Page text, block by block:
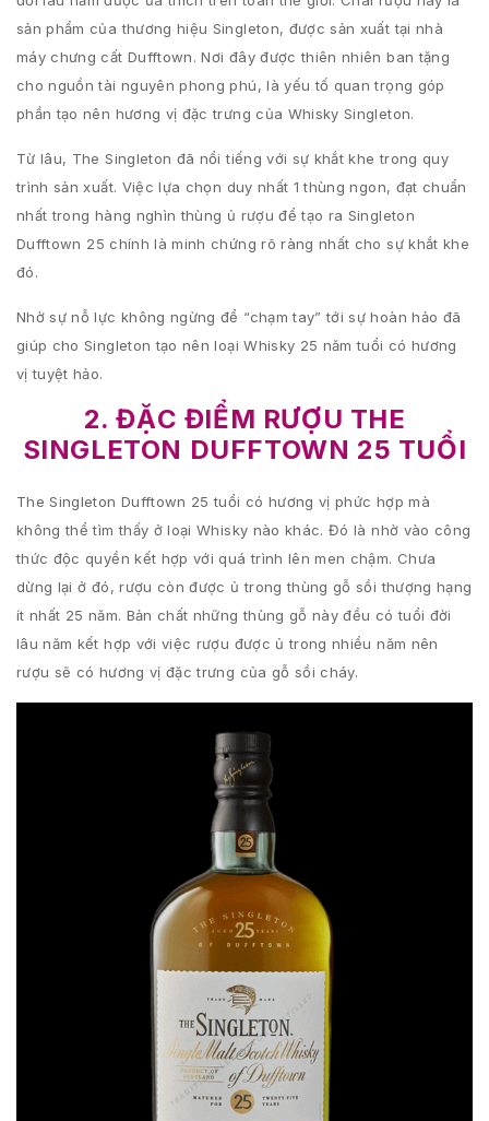
sản phẩm của thương hiệu Singleton, được sản xuất tại nhà
máy chưng cất Dufftown. Nơi đây được thiên nhiên ban tặng
cho nguồn tài nguyên phong phú, là yếu tố quan trọng góp
phần tạo nên hương vị đặc trưng của Whisky Singleton.
Từ lâu, The Singleton đã nổi tiếng với sự khắt khe trong quy
trình sản xuất. Việc lựa chọn duy nhất 1 thùng ngon, đạt chuẩn
nhất trong hàng nghìn thùng ủ rượu để tạo ra Singleton
Dufftown 25 chính là minh chứng rõ ràng nhất cho sự khắt khe
đó.
Nhờ sự nỗ lực không ngừng để “chạm tay” tới sự hoàn hảo đã
giúp cho Singleton tạo nên loại Whisky 25 năm tuổi có hương
vị tuyệt hảo.
2. ĐẶC ĐIỂM RƯỢU THE
SINGLETON DUFFTOWN 25 TUỔI
The Singleton Dufftown 25 tuổi có hương vị phức hợp mà
không thể tìm thấy ở loại Whisky nào khác. Đó là nhờ vào công
thức độc quyền kết hợp với quá trình lên men chậm. Chưa
dừng lại ở đó, rượu còn được ủ trong thùng gỗ sồi thượng hạng
ít nhất 25 năm. Bản chất những thùng gỗ này đều có tuổi đời
lâu năm kết hợp với việc rượu được ủ trong nhiều năm nên
rượu sẽ có hương vị đặc trưng của gỗ sồi cháy.